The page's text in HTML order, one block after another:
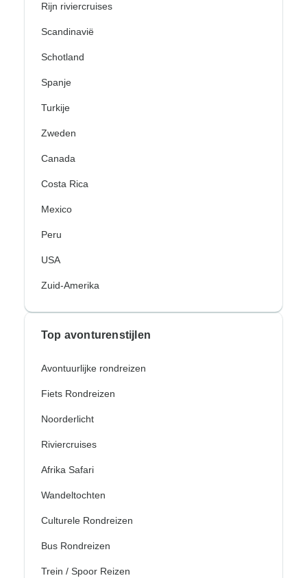
Rijn riviercruises
Scandinavië
Schotland
Spanje
Turkije
Zweden
Canada
Costa Rica
Mexico
Peru
USA
Zuid-Amerika
Top avonturenstijlen
Avontuurlijke rondreizen
Fiets Rondreizen
Noorderlicht
Riviercruises
Afrika Safari
Wandeltochten
Culturele Rondreizen
Bus Rondreizen
Trein / Spoor Reizen